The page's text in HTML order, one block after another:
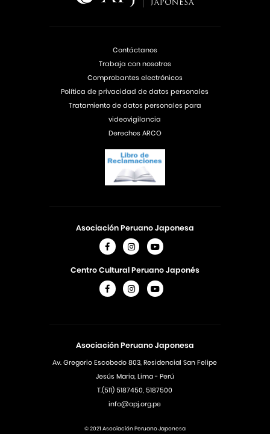
Asociación Peruano Japonesa
Av. Gregorio Escobedo 803, Residencial San Felipe
Jesús Maria, Lima - Perú
T.(511) 5187450, 5187500
info@apj.org.pe
Asociación Peruano Japonesa
Centro Cultural Peruano Japonés
Contáctanos
Trabaja con nosotros
Comprobantes electrónicos
Política de privacidad de datos personales
Tratamiento de datos personales para
videovigilancia
Derechos ARCO
© 2021 Asociación Peruano Japonesa